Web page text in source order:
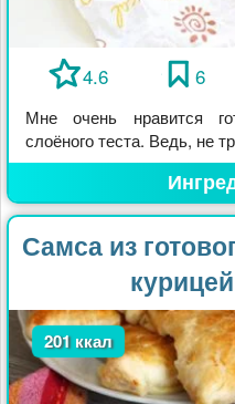
4.6 6
Мне очень нравится
слоёного теста. Ведь, не
Самса из
201 ккал